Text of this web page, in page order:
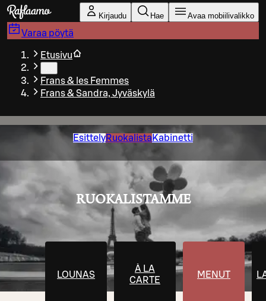
Siirry pääsisältöön
Kirjaudu Hae Avaa mobiilivalikko
Varaa pöytä
Etusivu
Frans & les Femmes
Frans & Sandra, Jyväskylä
EsittelyRuokalista Kabinetti
RUOKALISTAMME
LOUNAS
À LA
CARTE
MENUT